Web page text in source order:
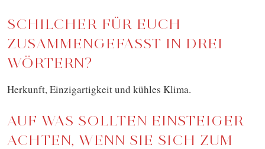
SCHILCHER FÜR EUCH
ZUSAMMENGEFASST IN DREI
WÖRTERN?
Herkunft, Einzigartigkeit und kühles Klima.
AUF WAS SOLLTEN EINSTEIGER
ACHTEN, WENN SIE SICH ZUM